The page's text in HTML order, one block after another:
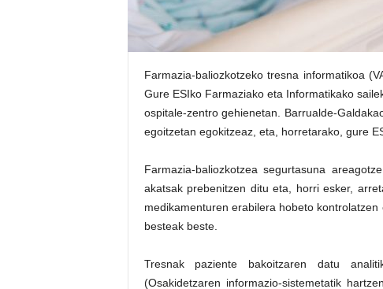
Farmazia-baliozkotzeko tresna informatikoa
Gure ESIko Farmaziako eta Informatikako
ospitale-zentro gehienetan. Barrualde-
egoitzetan egokitzeaz, eta, horretarako, gure
Farmazia-baliozkotzea segurtasuna
akatsak prebenitzen ditu eta, horri esker,
medikamenturen erabilera hobeto
besteak beste.
Tresnak paziente bakoitzaren datu
(Osakidetzaren informazio-sistemetatik